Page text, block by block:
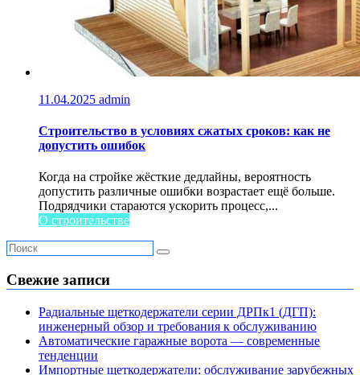
11.04.2025 admin
Строительство в условиях сжатых сроков: как не
допустить ошибок
Когда на стройке жёсткие дедлайны, вероятность
допустить различные ошибки возрастает ещё больше.
Подрядчики стараются ускорить процесс,...
О строительстве
Свежие записи
Радиальные щеткодержатели серии ДРПк1 (ДГП):
инженерный обзор и требования к обслуживанию
Автоматические гаражные ворота — современные
тенденции
Импортные щеткодержатели: обслуживание зарубежных